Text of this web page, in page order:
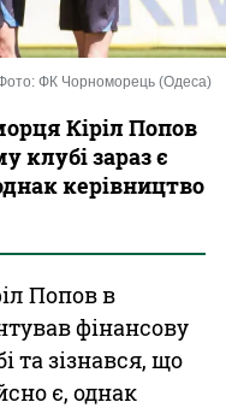
ФК Чорноморець (Одеса)
Кіріл Попов
клубі зараз є
керівництво
Попов в
фінансову
та зізнався, що
є, однак